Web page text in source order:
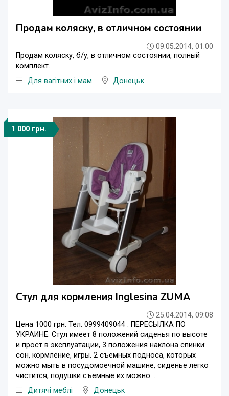
Продам коляску, в отличном состоянии
09.05.2014, 01:00
Продам коляску, б/у, в отличном состоянии, полный
комплект.
Для вагітних і мам
Донецьк
1 000 грн.
Стул для кормления Inglesina ZUMA
25.04.2014, 09:08
Цена 1000 грн. Тел. 0999409044 . ПЕРЕСЫЛКА ПО
УКРАИНЕ. Стул имеет 8 положений сиденья по высоте
и прост в эксплуатации, 3 положения наклона спинки:
сон, кормление, игры. 2 съемных подноса, которых
можно мыть в посудомоечной машине, сиденье легко
чистится, подушки съемные их можно ...
Дитячі меблі
Донецьк